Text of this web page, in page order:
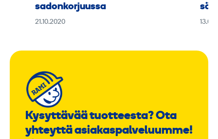
sadonkorjuussa
21.10.2020
Kysyttävää tuotteesta? Ota
yhteyttä asiakaspalveluumme!